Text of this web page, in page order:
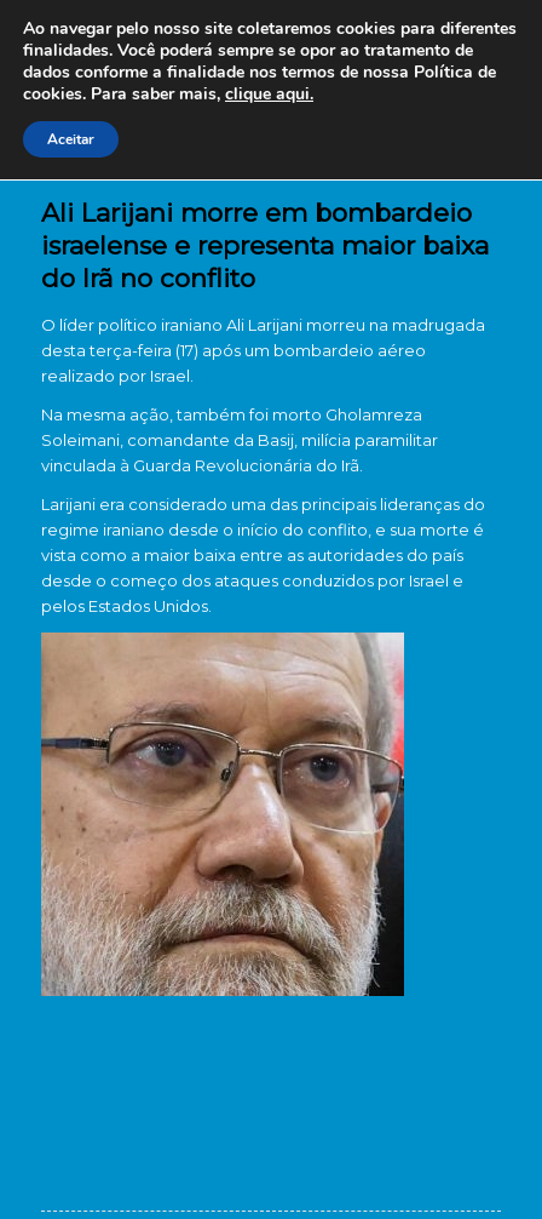
Ali Larijani morre em bombardeio
israelense e representa maior baixa
do Irã no conflito
O líder político iraniano Ali Larijanimorreu na madrugada
desta terça-feira (17) após um bombardeio aéreo
realizado por Israel
Na mesma ação, também foi morto Gholamreza
Soleimani, comandante da Basij, milícia paramilitar
vinculada à Guarda Revolucionária do Irã.
Larijani era considerado uma das principais lideranças do
regime iraniano desde o início do conflito, e sua morte é
vista como a maior baixa entre as autoridades do país
desde o começo dos ataques conduzidos por Israel e
pelos Estados Unidos.
Ao navegar pelo nosso site coletaremos cookies para diferentes
finalidades. Você poderá sempre se opor ao tratamento de
dados conforme a finalidade nos termos de nossa Política de
cookies. Para saber mais, clique aqui.
Aceitar